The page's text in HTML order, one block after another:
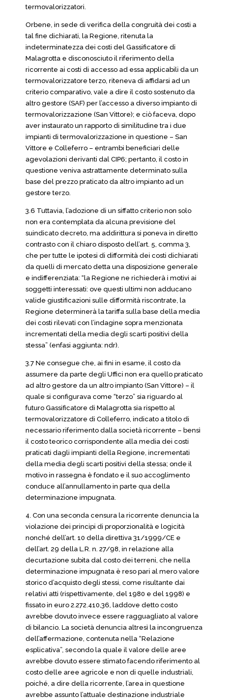
termovalorizzatori.
Orbene, in sede di verifica della congruità dei costi a
tal fine dichiarati, la Regione, ritenuta la
indeterminatezza dei costi del Gassificatore di
Malagrotta e disconosciuto il riferimento della
ricorrente ai costi di accesso ad essa applicabili da un
termovalorizzatore terzo, riteneva di affidarsi ad un
criterio comparativo, vale a dire il costo sostenuto da
altro gestore (SAF) per l’accesso a diverso impianto di
termovalorizzazione (San Vittore); e ciò faceva, dopo
aver instaurato un rapporto di similitudine tra i due
impianti di termovalorizzazione in questione – San
Vittore e Colleferro – entrambi beneficiari delle
agevolazioni derivanti dal CIP6; pertanto, il costo in
questione veniva astrattamente determinato sulla
base del prezzo praticato da altro impianto ad un
gestore terzo.
3.6 Tuttavia, l’adozione di un siffatto criterio non solo
non era contemplata da alcuna previsione del
suindicato decreto, ma addirittura si poneva in diretto
contrasto con il chiaro disposto dell’art. 5, comma 3,
che per tutte le ipotesi di difformità dei costi dichiarati
da quelli di mercato detta una disposizione generale
e indifferenziata: “la Regione ne richiederà i motivi ai
soggetti interessati: ove questi ultimi non adducano
valide giustificazioni sulle difformità riscontrate, la
Regione determinerà la tariffa sulla base della media
dei costi rilevati con l’indagine sopra menzionata
incrementati della media degli scarti positivi della
stessa” (enfasi aggiunta: ndr).
3.7 Ne consegue che, ai fini in esame, il costo da
assumere da parte degli Uffici non era quello praticato
ad altro gestore da un altro impianto (San Vittore) – il
quale si configurava come “terzo” sia riguardo al
futuro Gassificatore di Malagrotta sia rispetto al
termovalorizzatore di Colleferro, indicato a titolo di
necessario riferimento dalla società ricorrente – bensì
il costo teorico corrispondente alla media dei costi
praticati dagli impianti della Regione, incrementati
della media degli scarti positivi della stessa; onde il
motivo in rassegna è fondato e il suo accoglimento
conduce all’annullamento in parte qua della
determinazione impugnata.
4. Con una seconda censura la ricorrente denuncia la
violazione dei principi di proporzionalità e logicità
nonché dell’art. 10 della direttiva 31/1999/CE e
dell’art. 29 della L.R. n. 27/98, in relazione alla
decurtazione subita dal costo dei terreni, che nella
determinazione impugnata è reso pari al mero valore
storico d’acquisto degli stessi, come risultante dai
relativi atti (rispettivamente, del 1980 e del 1998) e
fissato in euro 2.272.410,36, laddove detto costo
avrebbe dovuto invece essere ragguagliato al valore
di bilancio. La società denuncia altresì la incongruenza
dell’affermazione, contenuta nella “Relazione
esplicativa”, secondo la quale il valore delle aree
avrebbe dovuto essere stimato facendo riferimento al
costo delle aree agricole e non di quelle industriali,
poiché, a dire della ricorrente, l’area in questione
avrebbe assunto l’attuale destinazione industriale